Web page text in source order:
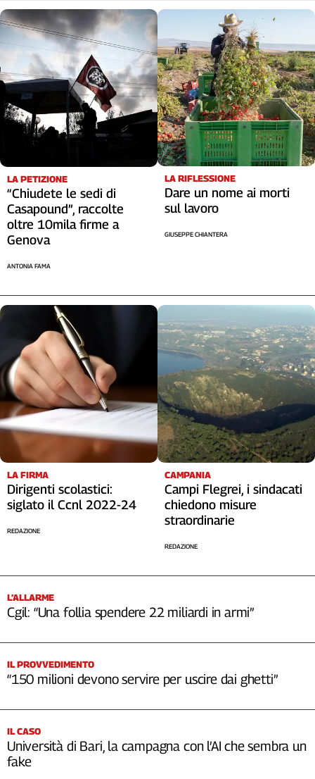
LA PETIZIONE
“Chiudete le sedi di
Casapound”, raccolte
oltre 10mila firme a
Genova
ANTONIA FAMA
LA RIFLESSIONE
Dare un nome ai morti
sul lavoro
GIUSEPPE CHIANTERA
LA FIRMA
Dirigenti scolastici:
siglato il Ccnl 2022-24
REDAZIONE
CAMPANIA
Campi Flegrei, i sindacati
chiedono misure
straordinarie
REDAZIONE
L’ALLARME
Cgil: “Una follia spendere 22 miliardi in armi”
IL PROVVEDIMENTO
“150 milioni devono servire per uscire dai ghetti”
IL CASO
Università di Bari, la campagna con l’AI che sembra un
fake